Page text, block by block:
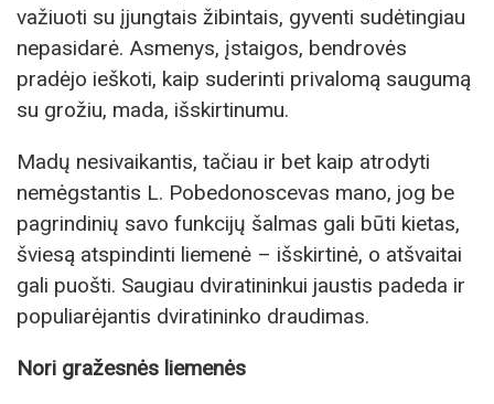
važiuoti su įjungtais žibintais, gyventi sudėtingiau
nepasidarė. Asmenys, įstaigos, bendrovės
pradėjo ieškoti, kaip suderinti privalomą saugumą
su grožiu, mada, išskirtinumu.
Madų nesivaikantis, tačiau ir bet kaip atrodyti
nemėgstantis L. Pobedonoscevas mano, jog be
pagrindinių savo funkcijų šalmas gali būti kietas,
šviesą atspindinti liemenė – išskirtinė, o atšvaitai
gali puošti. Saugiau dviratininkui jaustis padeda ir
populiarėjantis dviratininko draudimas.
Nori gražesnės liemenės